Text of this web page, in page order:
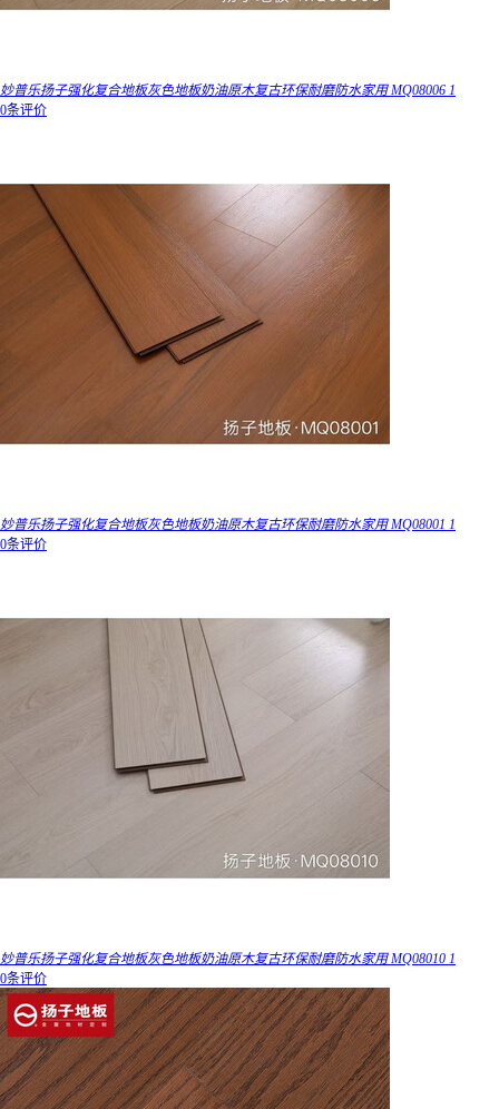
妙普乐扬子强化复合地板灰色地板奶油原木复古环保耐磨防水家用 MQ08006 1
0条评价
妙普乐扬子强化复合地板灰色地板奶油原木复古环保耐磨防水家用 MQ08001 1
0条评价
妙普乐扬子强化复合地板灰色地板奶油原木复古环保耐磨防水家用 MQ08010 1
0条评价